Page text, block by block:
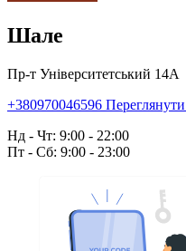
Шале
Пр-т Університетський 14А
+380970046596
Нд - Чт: 9:00 - 22:00
Пт - Сб: 9:00 - 23:00